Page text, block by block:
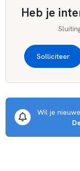
Heb je
Solliciteer
Wil je